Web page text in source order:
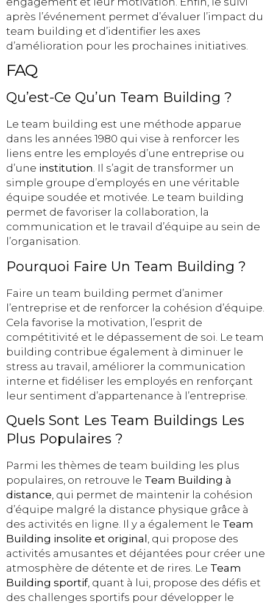
après l’événement permet d’évaluer l’impact du
team building et d’identifier les axes
d’amélioration pour les prochaines initiatives.
FAQ
Qu’est-Ce Qu’un Team Building ?
Le team building est une méthode apparue
dans les années 1980 qui vise à renforcer les
liens entre les employés d’une entreprise ou
d’une institution. Il s’agit de transformer un
simple groupe d’employés en une véritable
équipe soudée et motivée. Le team building
permet de favoriser la collaboration, la
communication et le travail d’équipe au sein de
l’organisation.
Pourquoi Faire Un Team Building ?
Faire un team building permet d’animer
l’entreprise et de renforcer la cohésion d’équipe.
Cela favorise la motivation, l’esprit de
compétitivité et le dépassement de soi. Le team
building contribue également à diminuer le
stress au travail, améliorer la communication
interne et fidéliser les employés en renforçant
leur sentiment d’appartenance à l’entreprise.
Quels Sont Les Team Buildings Les
Plus Populaires ?
Parmi les thèmes de team building les plus
populaires, on retrouve le Team Building à
distance , qui permet de maintenir la cohésion
d’équipe malgré la distance physique grâce à
des activités en ligne. Il y a également le Team
Building insolite et original , qui propose des
activités amusantes et déjantées pour créer une
atmosphère de détente et de rires. Le Team
Building sportif, quant à lui, propose des défis et
des challenges sportifs pour développer le